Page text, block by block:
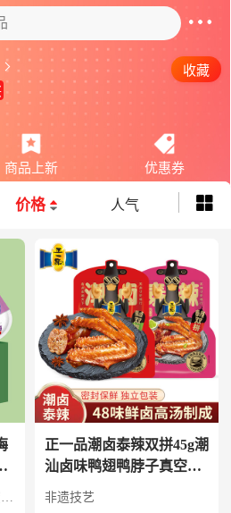
收藏
商品上新 优惠券
价格 人气
康辉杨梅干梅子西梅酸梅蜜饯果脯休闲孕妇小零食酸甜果干组合60g
正一品潮卤泰辣双拼45g潮
汕卤味鸭翅鸭脖子真空包
装熟食休闲食品 潮卤双拼
45g
非遗技艺